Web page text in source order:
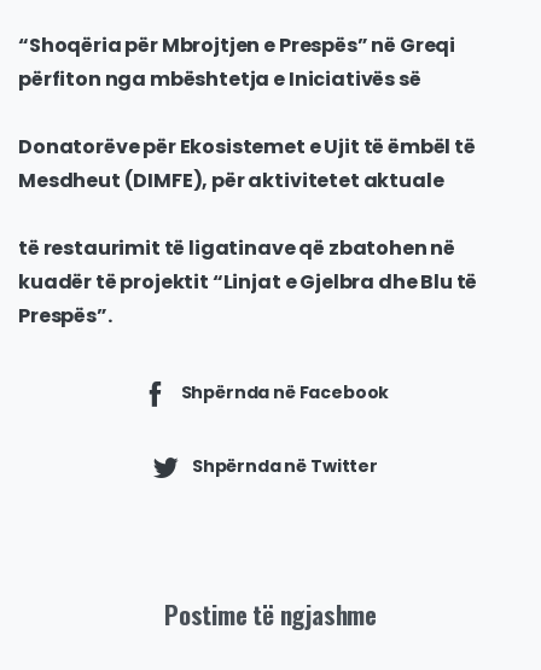
“Shoqëria për Mbrojtjen e Prespës” në Greqi
përfiton nga mbështetja e Iniciativës së
Donatorëve për Ekosistemet e Ujit të ëmbël të
Mesdheut (DIMFE), për aktivitetet aktuale
të restaurimit të ligatinave që zbatohen në
kuadër të projektit “Linjat e Gjelbra dhe Blu të
Prespës”.
Shpërnda në Facebook
Shpërnda në Twitter
Postime të ngjashme